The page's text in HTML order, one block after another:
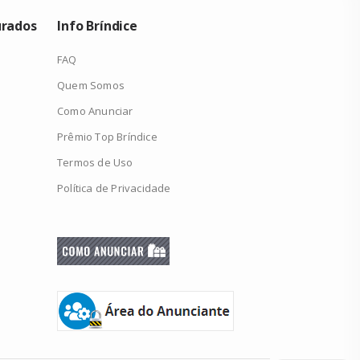
Info Bríndice
FAQ
Quem Somos
Como Anunciar
Prêmio Top Bríndice
Termos de Uso
Política de Privacidade